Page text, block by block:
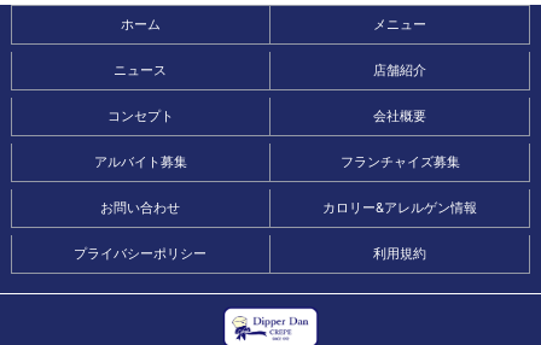
ホーム メニュー
ニュース 店舗紹介
コンセプト 会社概要
アルバイト募集 フランチャイズ募集
お問い合わせ カロリー&アレルゲン情報
プライバシーポリシー 利用規約